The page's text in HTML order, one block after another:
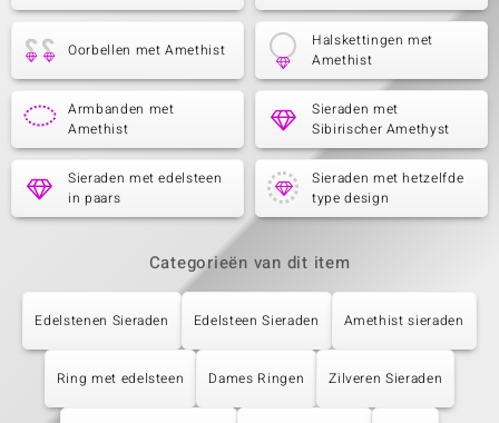
Oorbellen met Amethist
Halskettingen met
Amethist
Armbanden met
Amethist
Sieraden met
Sibirischer Amethyst
Sieraden met edelsteen
in paars
Sieraden met hetzelfde
type design
Categorieën van dit item
Edelstenen Sieraden Edelsteen Sieraden Amethist sieraden
Ring met edelsteen Dames Ringen Zilveren Sieraden